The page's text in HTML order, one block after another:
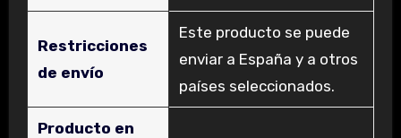
Restricciones
de envío
Este producto se puede
enviar a España y a otros
países seleccionados.
Producto en